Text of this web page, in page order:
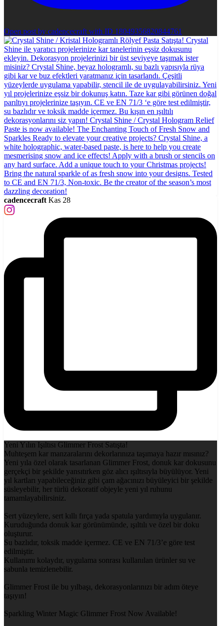
Open post by cadencecraft with ID 18049356820844761
cadencecraft Kas 28
Yeni Yılın Işıltısı Glimmer Frost Satışta!
Muhteşem kar manzaralarını dekorlarınıza taşımaya hazır mısınız?
Yeni yıla özel olarak tasarlanan Glimmer Frost, donuk kar dokusunu
gerçekçi bir şekilde yansıtırken göz alıcı ışıltısıyla büyülüyor. Yeni
yıl kartları yapabileceğiniz gibi çam ağacınızı büyüleyici bir şekilde
süsleyebilir, her türlü dekoratif objeyle yeni yıl ruhunu
tamamlayabilirsiniz.
Sert yüzeylere, sert kıllı fırça yada spatula yardımıyla uygulanır.
Kuruduğunda donuk kar görünümünde, ışıltılı ve özel bir doku
oluşturur.
Su bazlıdır, toksik madde içermez. CE ve EN 71/3’e göre test
edilmiştir.
Kullanımı kolaydır, uygulama sonrası kullanılan ürünler su ve
sabunla temizlenebilir.
Glimmer Frost ile bu yılbaşı, dekorasyonlarınızı bir adım öteye
taşıyın!
Sparkling Winter Magic Glimmer Frost Now Available!